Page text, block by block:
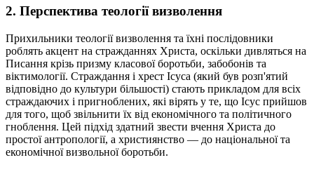
2. Перспектива теології визволення
Прихильники теології визволення та їхні послідовники
роблять акцент на стражданнях Христа, оскільки дивляться на
Писання крізь призму класової боротьби, забобонів та
віктимології. Страждання і хрест Ісуса (який був розп'ятий
відповідно до культури більшості) стають прикладом для всіх
страждаючих і пригноблених, які вірять у те, що Ісус прийшов
для того, щоб звільнити їх від економічного та політичного
гноблення. Цей підхід здатний звести вчення Христа до
простої антропології, а християнство — до національної та
економічної визвольної боротьби.